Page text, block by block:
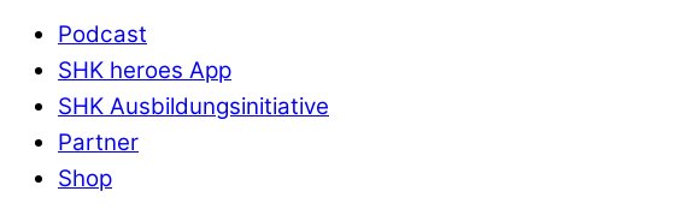
Podcast
SHK heroes App
SHK Ausbildungsinitiative
Partner
Shop